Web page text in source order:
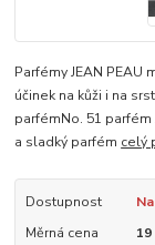
Parfémy JEAN
účinek na kůži i na
parfémNo. 51
a sladký parfém celý
Dostupnost
Měrná cena